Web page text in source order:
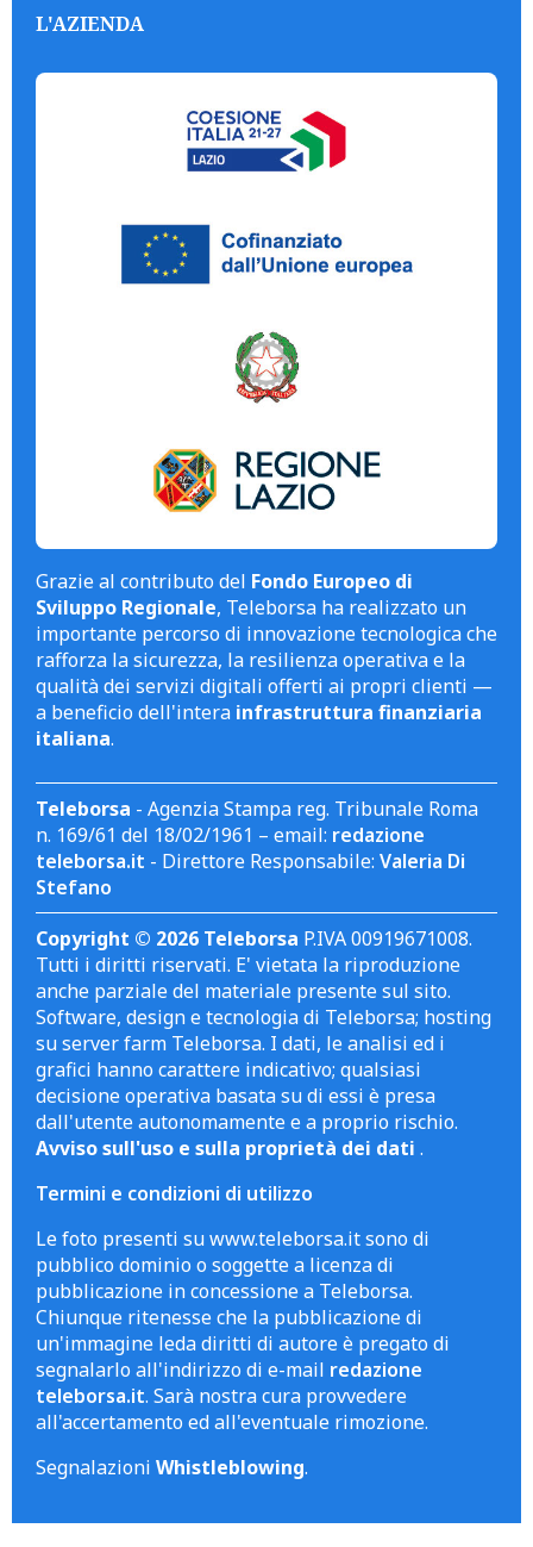
L'AZIENDA
Grazie al contributo del Fondo Europeo di
Sviluppo Regionale, Teleborsa ha realizzato un
importante percorso di innovazione tecnologica che
rafforza la sicurezza, la resilienza operativa e la
qualità dei servizi digitali offerti ai propri clienti —
a beneficio dell'intera infrastruttura finanziaria
italiana.
Teleborsa - Agenzia Stampa reg. Tribunale Roma
n. 169/61 del 18/02/1961 – email: redazione
teleborsa.it - Direttore Responsabile: Valeria Di
Stefano
Copyright © 2026 Teleborsa P.IVA 00919671008.
Tutti i diritti riservati. E' vietata la riproduzione
anche parziale del materiale presente sul sito.
Software, design e tecnologia di Teleborsa; hosting
su server farm Teleborsa. I dati, le analisi ed i
grafici hanno carattere indicativo; qualsiasi
decisione operativa basata su di essi è presa
dall'utente autonomamente e a proprio rischio.
Avviso sull'uso e sulla proprietà dei dati .
Termini e condizioni di utilizzo
Le foto presenti su www.teleborsa.it sono di
pubblico dominio o soggette a licenza di
pubblicazione in concessione a Teleborsa.
Chiunque ritenesse che la pubblicazione di
un'immagine leda diritti di autore è pregato di
segnalarlo all'indirizzo di e-mail redazione
teleborsa.it. Sarà nostra cura provvedere
all'accertamento ed all'eventuale rimozione.
Segnalazioni Whistleblowing.